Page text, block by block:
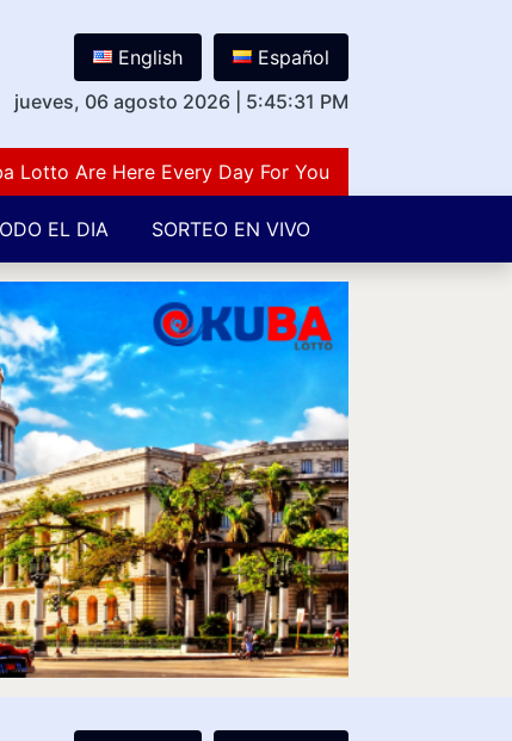
English
Español
jueves, 06 agosto 2026
5:45:32 PM
Are Here Every Day For You Lovers Of Number
EL DIA SORTEO EN VIVO